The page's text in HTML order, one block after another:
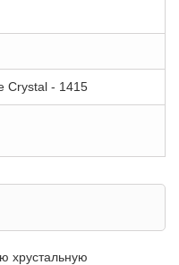
Crystal - 1415
хрустальную